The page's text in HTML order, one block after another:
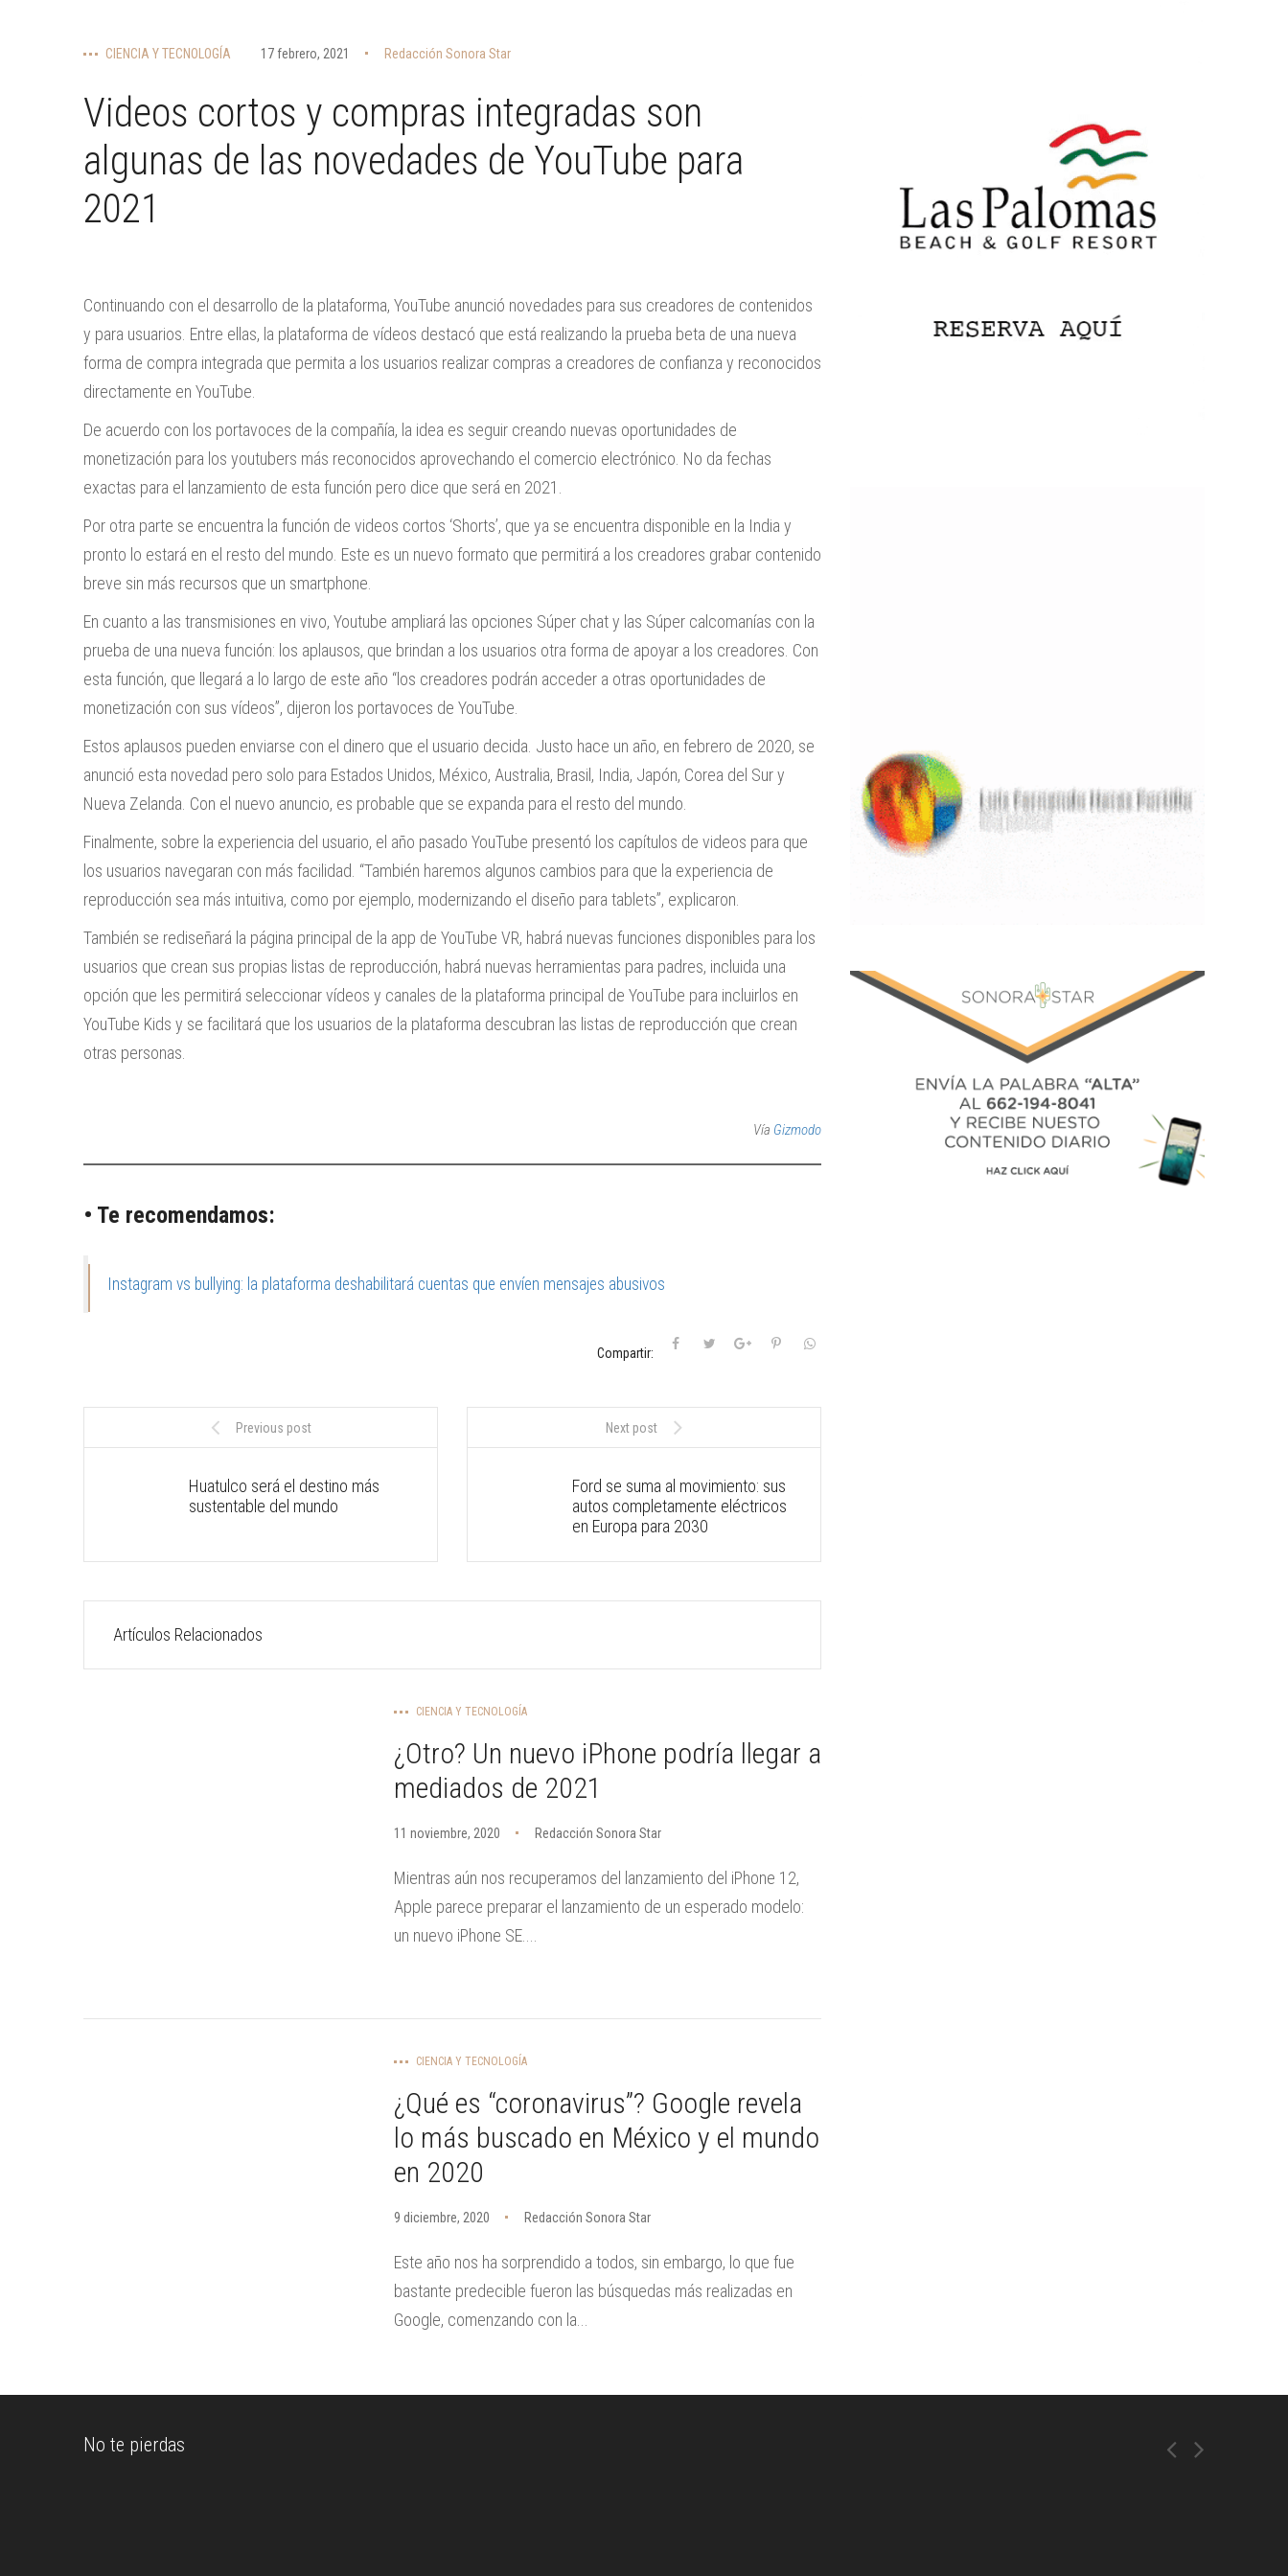
CIENCIA Y TECNOLOGÍA 17 febrero, 2021 Redacción Sonora Star
Videos cortos y compras integradas son
algunas de las novedades de YouTube para
2021
Continuando con el desarrollo de la plataforma, YouTube anunció novedades para sus creadores de contenidos
y para usuarios. Entre ellas, la plataforma de vídeos destacó que está realizando la prueba beta de una nueva
forma de compra integrada que permita a los usuarios realizar compras a creadores de confianza y reconocidos
directamente en YouTube.
De acuerdo con los portavoces de la compañía, la idea es seguir creando nuevas oportunidades de
monetización para los youtubers más reconocidos aprovechando el comercio electrónico. No da fechas
exactas para el lanzamiento de esta función pero dice que será en 2021.
Por otra parte se encuentra la función de videos cortos ‘Shorts’, que ya se encuentra disponible en la India y
pronto lo estará en el resto del mundo. Este es un nuevo formato que permitirá a los creadores grabar contenido
breve sin más recursos que un smartphone.
En cuanto a las transmisiones en vivo, Youtube ampliará las opciones Súper chat y las Súper calcomanías con la
prueba de una nueva función: los aplausos, que brindan a los usuarios otra forma de apoyar a los creadores. Con
esta función, que llegará a lo largo de este año “los creadores podrán acceder a otras oportunidades de
monetización con sus vídeos”, dijeron los portavoces de YouTube.
Estos aplausos pueden enviarse con el dinero que el usuario decida. Justo hace un año, en febrero de 2020, se
anunció esta novedad pero solo para Estados Unidos, México, Australia, Brasil, India, Japón, Corea del Sur y
Nueva Zelanda. Con el nuevo anuncio, es probable que se expanda para el resto del mundo.
Finalmente, sobre la experiencia del usuario, el año pasado YouTube presentó los capítulos de videos para que
los usuarios navegaran con más facilidad. “También haremos algunos cambios para que la experiencia de
reproducción sea más intuitiva, como por ejemplo, modernizando el diseño para tablets”, explicaron.
También se rediseñará la página principal de la app de YouTube VR, habrá nuevas funciones disponibles para los
usuarios que crean sus propias listas de reproducción, habrá nuevas herramientas para padres, incluida una
opción que les permitirá seleccionar vídeos y canales de la plataforma principal de YouTube para incluirlos en
YouTube Kids y se facilitará que los usuarios de la plataforma descubran las listas de reproducción que crean
otras personas.
Vía Gizmodo
• Te recomendamos:
Instagram vs bullying: la plataforma deshabilitará cuentas que envíen mensajes abusivos
Compartir:
Previous post
Huatulco será el destino más
sustentable del mundo
Next post
Ford se suma al movimiento: sus
autos completamente eléctricos
en Europa para 2030
Artículos Relacionados
CIENCIA Y TECNOLOGÍA
¿Otro? Un nuevo iPhone podría llegar a
mediados de 2021
11 noviembre, 2020 Redacción Sonora Star
Mientras aún nos recuperamos del lanzamiento del iPhone 12,
Apple parece preparar el lanzamiento de un esperado modelo:
un nuevo iPhone SE....
CIENCIA Y TECNOLOGÍA
¿Qué es “coronavirus”? Google revela
lo más buscado en México y el mundo
en 2020
9 diciembre, 2020 Redacción Sonora Star
Este año nos ha sorprendido a todos, sin embargo, lo que fue
bastante predecible fueron las búsquedas más realizadas en
Google, comenzando con la...
No te pierdas